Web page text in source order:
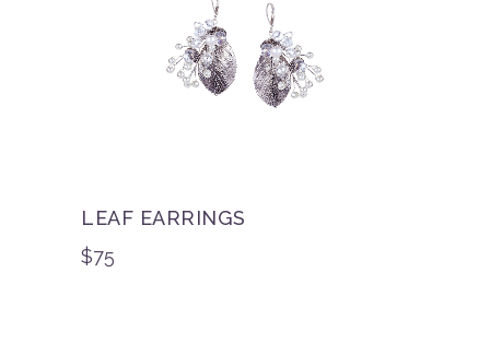
LEAF EARRINGS
$75